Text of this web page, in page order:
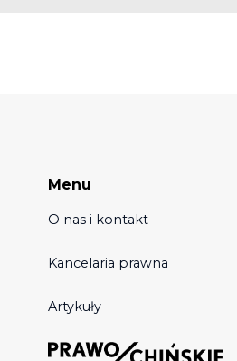
Menu
O nas i kontakt
Kancelaria prawna
Artykuły